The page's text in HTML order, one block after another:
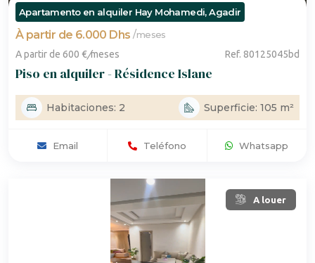
Apartamento en alquiler Hay Mohamedi, Agadir
À partir de 6.000 Dhs /meses
A partir de 600 €/meses Ref. 80125045bd
Piso en alquiler - Résidence Islane
Habitaciones: 2 Superficie: 105 m²
Email Teléfono Whatsapp
A louer